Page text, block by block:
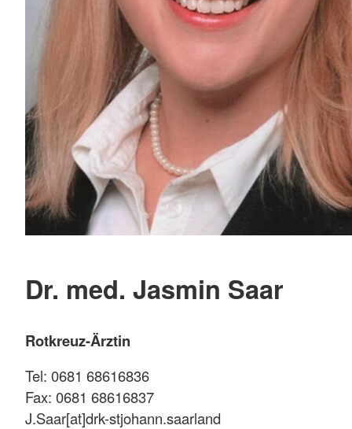
Dr. med. Jasmin Saar
Rotkreuz-Ärztin
Tel: 0681 68616836
Fax: 0681 68616837
J.Saar[at]drk-stjohann.saarland